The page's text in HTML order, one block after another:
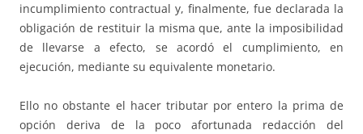
incumplimiento contractual y, finalmente, fue declarada la
obligación de restituir la misma que, ante la imposibilidad
de llevarse a efecto, se acordó el cumplimiento, en
ejecución, mediante su equivalente monetario.
Ello no obstante el hacer tributar por entero la prima de
opción deriva de la poco afortunada redacción del